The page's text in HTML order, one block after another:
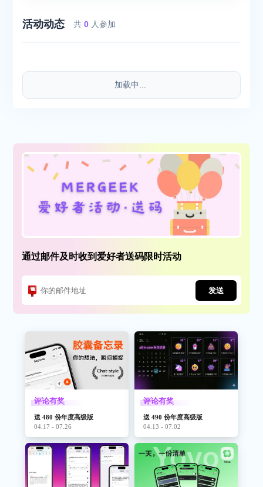
活动动态 共0 人参加
加载中...
通过邮件及时收到爱好者送码限时活动
发送
评论有奖
送 480 份年度高级版
04.17 - 07.26
评论有奖
送 490 份年度高级版
04.13 - 07.02